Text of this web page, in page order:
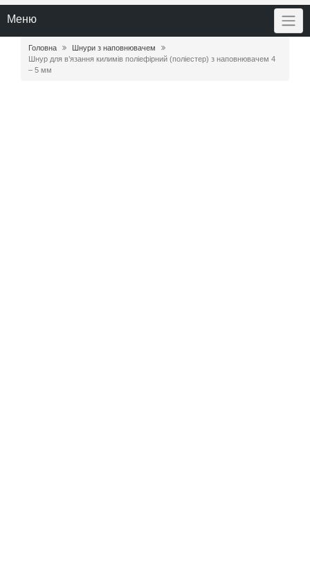
Меню
Головна
Шнури з наповнювачем
Шнур для в’язання килимів поліефірний (поліестер) з наповнювачем 4
– 5 мм